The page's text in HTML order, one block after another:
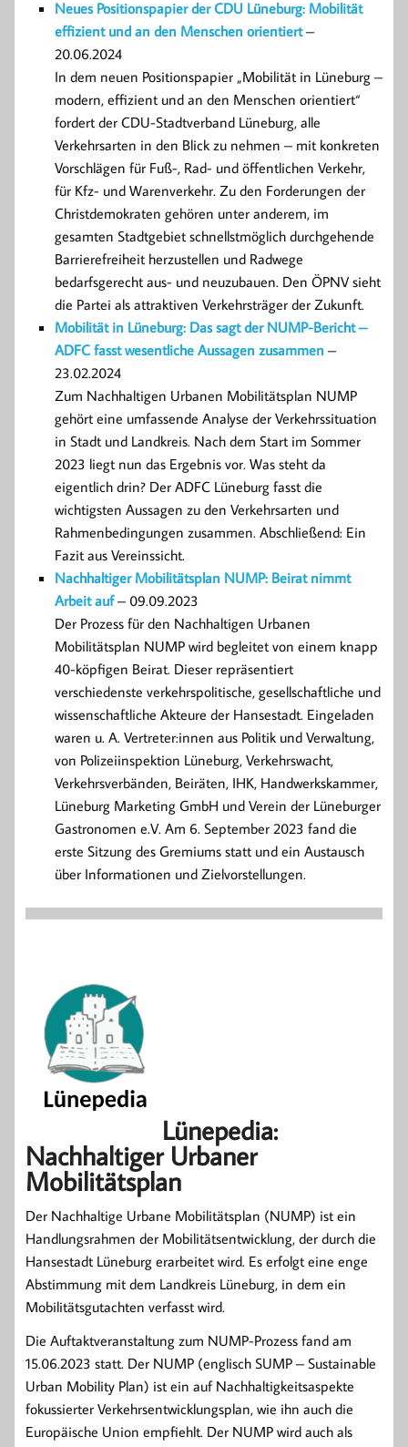
Neues Positionspapier der CDU Lüneburg: Mobilität
effizient und an den Menschen orientiert –
20.06.2024
In dem neuen Positionspapier „Mobilität in Lüneburg –
modern, effizient und an den Menschen orientiert“
fordert der CDU-Stadtverband Lüneburg, alle
Verkehrsarten in den Blick zu nehmen – mit konkreten
Vorschlägen für Fuß-, Rad- und öffentlichen Verkehr,
für Kfz- und Warenverkehr. Zu den Forderungen der
Christdemokraten gehören unter anderem, im
gesamten Stadtgebiet schnellstmöglich durchgehende
Barrierefreiheit herzustellen und Radwege
bedarfsgerecht aus- und neuzubauen. Den ÖPNV sieht
die Partei als attraktiven Verkehrsträger der Zukunft.
Mobilität in Lüneburg: Das sagt der NUMP-Bericht –
ADFC fasst wesentliche Aussagen zusammen –
23.02.2024
Zum Nachhaltigen Urbanen Mobilitätsplan NUMP
gehört eine umfassende Analyse der Verkehrssituation
in Stadt und Landkreis. Nach dem Start im Sommer
2023 liegt nun das Ergebnis vor. Was steht da
eigentlich drin? Der ADFC Lüneburg fasst die
wichtigsten Aussagen zu den Verkehrsarten und
Rahmenbedingungen zusammen. Abschließend: Ein
Fazit aus Vereinssicht.
Nachhaltiger Mobilitätsplan NUMP: Beirat nimmt
Arbeit auf– 09.09.2023
Der Prozess für den Nachhaltigen Urbanen
Mobilitätsplan NUMP wird begleitet von einem knapp
40-köpfigen Beirat. Dieser repräsentiert
verschiedenste verkehrspolitische, gesellschaftliche und
wissenschaftliche Akteure der Hansestadt. Eingeladen
waren u. A. Vertreter:innen aus Politik und Verwaltung,
von Polizeiinspektion Lüneburg, Verkehrswacht,
Verkehrsverbänden, Beiräten, IHK, Handwerkskammer,
Lüneburg Marketing GmbH und Verein der Lüneburger
Gastronomen e.V. Am 6. September 2023 fand die
erste Sitzung des Gremiums statt und ein Austausch
über Informationen und Zielvorstellungen.
Lünepedia:
Nachhaltiger Urbaner
Mobilitätsplan
Der Nachhaltige Urbane Mobilitätsplan (NUMP) ist ein
Handlungsrahmen der Mobilitätsentwicklung, der durch die
Hansestadt Lüneburg erarbeitet wird. Es erfolgt eine enge
Abstimmung mit dem Landkreis Lüneburg, in dem ein
Mobilitätsgutachten verfasst wird.
Die Auftaktveranstaltung zum NUMP-Prozess fand am
15.06.2023 statt. Der NUMP (englisch SUMP – Sustainable
Urban Mobility Plan) ist ein auf Nachhaltigkeitsaspekte
fokussierter Verkehrsentwicklungsplan, wie ihn auch die
Europäische Union empfiehlt. Der NUMP wird auch als